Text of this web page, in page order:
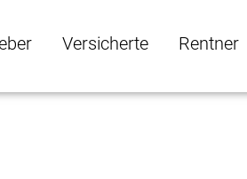
Versicherte Rentner